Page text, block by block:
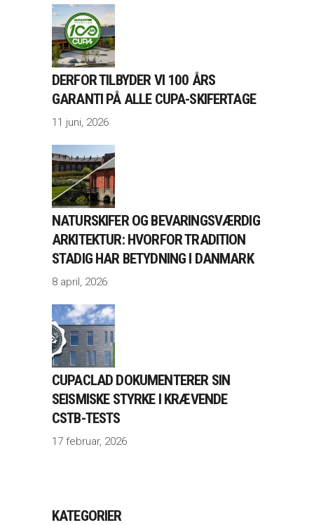
DERFOR TILBYDER VI 100 ÅRS
GARANTI PÅ ALLE CUPA-SKIFERTAGE
11 juni, 2026
NATURSKIFER OG BEVARINGSVÆRDIG
ARKITEKTUR: HVORFOR TRADITION
STADIG HAR BETYDNING I DANMARK
8 april, 2026
CUPACLAD DOKUMENTERER SIN
SEISMISKE STYRKE I KRÆVENDE
CSTB-TESTS
17 februar, 2026
KATEGORIER